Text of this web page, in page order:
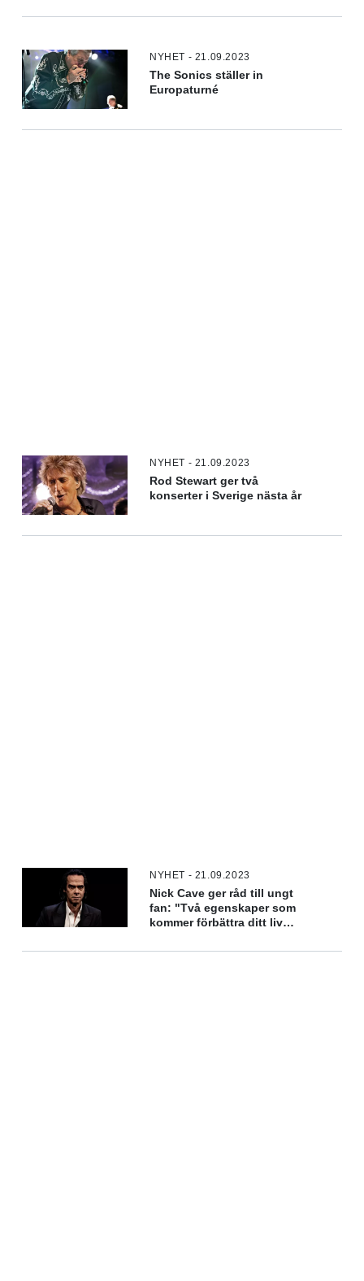
NYHET - 21.09.2023
The Sonics ställer in
Europaturné
NYHET - 21.09.2023
Rod Stewart ger två
konserter i Sverige nästa år
NYHET - 21.09.2023
Nick Cave ger råd till ungt
fan: "Två egenskaper som
kommer förbättra ditt liv